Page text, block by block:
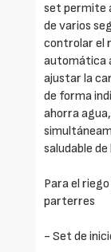
set permite
de varios
controlar el
automática
ajustar la
de forma
ahorra
saludable
Para el
parterres
- Set de